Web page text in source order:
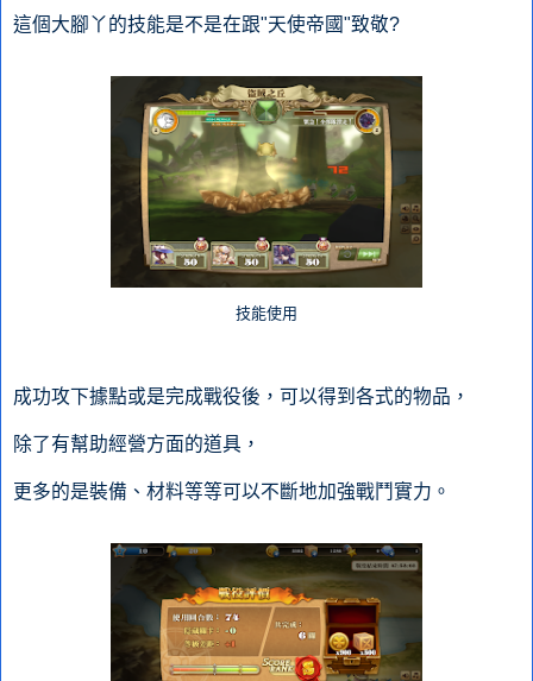
這個大腳丫的技能是不是在跟"天使帝國"致敬?
技能使用
成功攻下據點或是完成戰役後，可以得到各式的物品，
除了有幫助經營方面的道具，
更多的是裝備、材料等等可以不斷地加強戰鬥實力。